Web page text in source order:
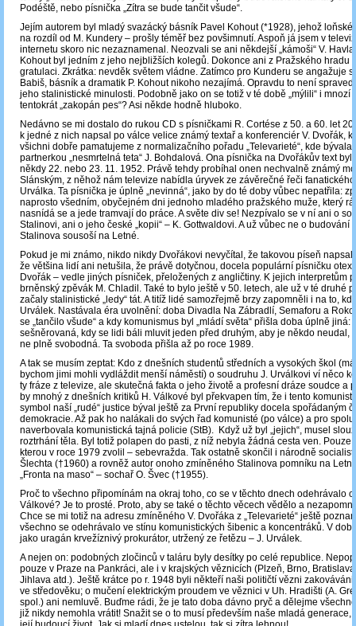
Podéště, nebo písnička „Zítra se bude tančit všude“.
Jejím autorem byl mladý svazácký básník Pavel Kohout (*1928), jehož
na rozdíl od M. Kundery – prošly téměř bez povšimnutí. Aspoň já jsem v
internetu skoro nic nezaznamenal. Neozvali se ani někdejší „kámoši“ V.
Kohout byl jedním z jeho nejbližších kolegů. Dokonce ani z Pražského hradu
gratulaci. Zkrátka: nevděk světem vládne. Zatímco pro Kunderu se angažuje
Babiš, básník a dramatik P. Kohout nikoho nezajímá. Opravdu to není
jeho stalinistické minulosti. Podobně jako on se totiž v té době „mýlili“ i mnozí
tentokrát „zakopán pes“? Asi někde hodně hluboko.
Nedávno se mi dostalo do rukou CD s písničkami R. Cortése z 50. a 60. let
k jedné z nich napsal po válce velice známý textař a konferenciér V. Dvořák,
všichni dobře pamatujeme z normalizačního pořadu „Televarieté“, kde bývala
partnerkou „nesmrtelná teta“ J. Bohdalová. Ona písnička na Dvořákův text
někdy 22. nebo 23. 11. 1952. Právě tehdy probíhal onen nechvalně známý
Slánským, z něhož nám televize nabídla úryvek ze závěrečné řeči
Urválka. Ta písnička je úplně „nevinná“, jako by do té doby vůbec nepatřila:
naprosto všedním, obyčejném dni jednoho mladého pražského muže, který
nasnídá se a jede tramvají do práce. A světe div se! Nezpívalo se v ní ani o
Stalinovi, ani o jeho české „kopii“ ‒ K. Gottwaldovi. A už vůbec ne o budování
Stalinova sousoší na Letné.
Pokud je mi známo, nikdo nikdy Dvořákovi nevyčítal, že takovou píseň
že většina lidí ani netušila, že právě dotyčnou, docela populární písničku
Dvořák – vedle jiných písniček, přeložených z angličtiny. K jejich interpretům
brněnský zpěvák M. Chladil. Také to bylo ještě v 50. letech, ale už v té druhé
začaly stalinistické „ledy“ tát. A titíž lidé samozřejmě brzy zapomněli i na to,
Urválek. Nastávala éra uvolnění: doba Divadla Na Zábradlí, Semaforu a
se „tančilo všude“ a kdy komunismus byl „mládí světa“ přišla doba úplně jiná:
sešněrovaná, kdy se lidi báli mluvit jeden před druhým, aby je někdo neudal,
ne plně svobodná. Ta svoboda přišla až po roce 1989.
A tak se musím zeptat: Kdo z dnešních studentů středních a vysokých škol
bychom jimi mohli vydláždit menší náměstí) o soudruhu J. Urválkovi ví něco
ty fráze z televize, ale skutečná fakta o jeho životě a profesní dráze soudce a
by mnohý z dnešních kritiků H. Válkové byl překvapen tím, že i tento
symbol naší „rudé“ justice býval ještě za První republiky docela spořádaným
demokracie. Až pak ho nalákali do svých řad komunisté (po válce) a pro
naverbovala komunistická tajná policie (StB). Když už byl „jejich“, musel
roztrhání těla. Byl totiž polapen do pasti, z níž nebyla žádná cesta ven. Pouze
kterou v roce 1979 zvolil – sebevražda. Tak ostatně skončil i národně
Šlechta (†1960) a rovněž autor onoho zmíněného Stalinova pomníku na
„Fronta na maso“ – sochař O. Švec (†1955).
Proč to všechno připomínám na okraj toho, co se v těchto dnech odehrávalo
Válkové? Je to prosté. Proto, aby se také o těchto věcech vědělo a
Chce se mi totiž na adresu zmíněného V. Dvořáka z „Televarieté“ ještě
všechno se odehrávalo ve stínu komunistických šibenic a koncentráků. V
jako uragán krvežíznivý prokurátor, utržený ze řetězu ‒ J. Urválek.
A nejen on: podobných zločinců v taláru byly desítky po celé republice.
pouze v Praze na Pankráci, ale i v krajských věznicích (Plzeň, Brno,
Jihlava atd.). Ještě krátce po r. 1948 byli někteří naši političtí vězni
ve středověku; o mučení elektrickým proudem ve věznici v Uh. Hradišti (A.
spol.) ani nemluvě. Buďme rádi, že je tato doba dávno pryč a dělejme
již nikdy nemohla vrátit! Snažit se o to musí především naše mladá generace,